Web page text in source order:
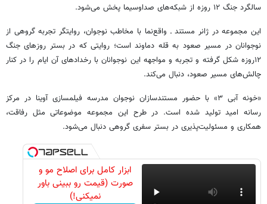
سالگرد جنگ ۱۲ روزه از شبکه‌های صداوسیما پخش می‌شود.
این مجموعه در ژانر مستند ـ واقع‌نما با مخاطب نوجوان، روایتگر تجربه گروهی از
نوجوانان در مسیر صعود به قله دماوند است؛ روایتی که در بستر روزهای جنگ
۱۲روزه شکل گرفته و تجربه و مواجهه این نوجوانان با رخدادهای آن ایام را در کنار
چالش‌های مسیر صعود، دنبال می‌کند.
«خونه آبی ۳» با حضور مستندسازان نوجوان مدرسه فیلمسازی آوینا در مرکز
رسانه‌ امید تولید شده است. در طرح این مجموعه موضوعاتی مثل رفاقت،
همکاری و مسئولیت‌پذیری در بستر سفری گروهی دنبال می‌شود.
ابزار کامل برای اصلاح مو و
صورت (قیمت رو ببینی باور
نمیکنی!)